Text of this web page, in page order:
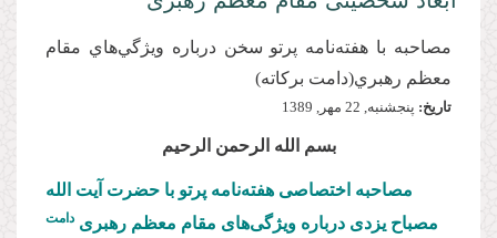
مصاحبه با هفته‌نامه پرتو سخن درباره ويژگي‌هاي مقام
معظم رهبري(دامت برکاته)
تاریخ: پنجشنبه, 22 مهر, 1389
بسم الله الرحمن الرحیم
مصاحبه اختصاصی هفته‌نامه پرتو با حضرت آیت الله
مصباح یزدی درباره ویژگی‌های مقام معظم رهبریدامت